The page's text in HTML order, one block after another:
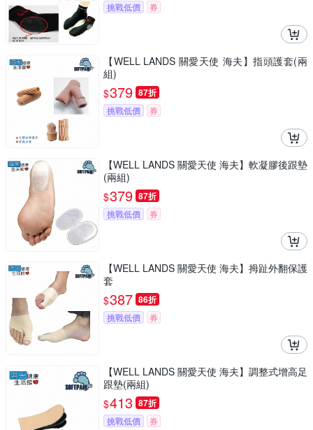
挑戰低價 券
【WELL LANDS 關愛天使 海夫】指頭護套(兩
組)
$379 87折
挑戰低價 券
【WELL LANDS 關愛天使 海夫】軟凝膠後跟墊
(兩組)
$379 87折
挑戰低價 券
【WELL LANDS 關愛天使 海夫】拇趾外翻保護
套
$387 86折
挑戰低價 券
【WELL LANDS 關愛天使 海夫】調整式增高足
跟墊(兩組)
$413 87折
挑戰低價 券